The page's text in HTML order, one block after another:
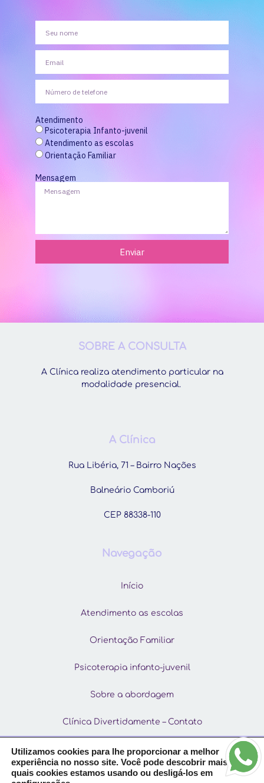
Atendimento
Psicoterapia Infanto-juvenil
Atendimento as escolas
Orientação Familiar
Mensagem
Enviar
SOBRE A CONSULTA
A Clínica realiza atendimento particular na
modalidade presencial.
A Clínica
Rua Libéria, 71 – Bairro Nações
Balneário Camboriú
CEP 88338-110
Navegação
Início
Atendimento as escolas
Orientação Familiar
Psicoterapia infanto-juvenil
Sobre a abordagem
Clínica Divertidamente – Contato
Telefone: (47) 99238-8571
© Todos os direitos reservados
Acompanhamento, agressividade, ansiedade, autoconhecimento,
bullying, casamento, conflitos amorosos, conflitos familiares,
depressão estresse, filhos, homossexualidade, medos, namoro,
obsessão, orientação, orientação vocacional, relacionamentos,
Utilizamos cookies para lhe proporcionar a melhor
experiência no nosso site. Você pode descobrir mais sobre
quais cookies estamos usando ou desligá-los em